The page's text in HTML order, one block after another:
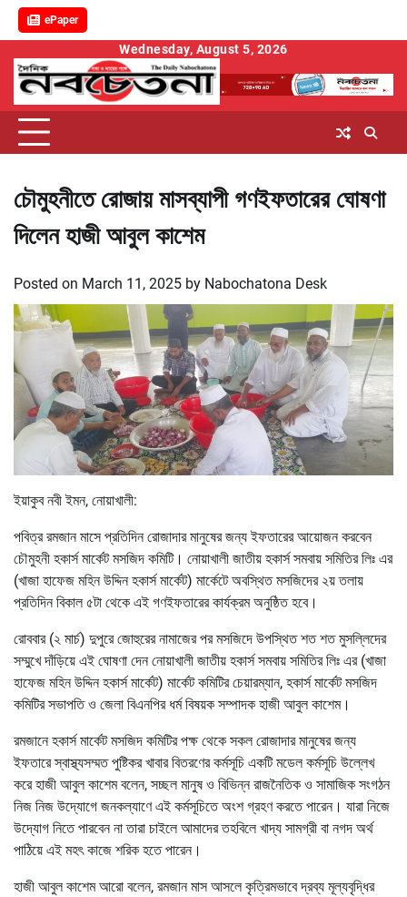
ePaper
content
Wednesday, August 5, 2026
চৌমুহনীতে রোজায় মাসব্যাপী গণইফতারের ঘোষণা
দিলেন হাজী আবুল কাশেম
Posted on March 11, 2025 by Nabochatona Desk
ইয়াকুব নবী ইমন, নোয়াখালী:
পবিত্র রমজান মাসে প্রতিদিন রোজাদার মানুষের জন্য ইফতারের আয়োজন করবেন
চৌমুহনী হকার্স মার্কেট মসজিদ কমিটি। নোয়াখালী জাতীয় হকার্স সমবায় সমিতির লিঃ এর
(খাজা হাফেজ মহিন উদ্দিন হকার্স মার্কেট) মার্কেটে অবস্থিত মসজিদের ২য় তলায়
প্রতিদিন বিকাল ৫টা থেকে এই গণইফতারের কার্যক্রম অনুষ্ঠিত হবে।
রোববার (২ মার্চ) দুপুরে জোহুরের নামাজের পর মসজিদে উপস্থিত শত শত মুসল্লিদের
সম্মুখে দাঁড়িয়ে এই ঘোষণা দেন নোয়াখালী জাতীয় হকার্স সমবায় সমিতির লিঃ এর (খাজা
হাফেজ মহিন উদ্দিন হকার্স মার্কেট) মার্কেট কমিটির চেয়ারম্যান, হকার্স মার্কেট মসজিদ
কমিটির সভাপতি ও জেলা বিএনপির ধর্ম বিষয়ক সম্পাদক হাজী আবুল কাশেম।
রমজানে হকার্স মার্কেট মসজিদ কমিটির পক্ষ থেকে সকল রোজাদার মানুষের জন্য
ইফতারে স্বাস্থ্যসম্মত পুষ্টিকর খাবার বিতরণের কর্মসূচি একটি মডেল কর্মসূচি উল্লেখ
করে হাজী আবুল কাশেম বলেন, সচ্ছল মানুষ ও বিভিন্ন রাজনৈতিক ও সামাজিক সংগঠন
নিজ নিজ উদ্যোগে জনকল্যাণে এই কর্মসূচিতে অংশ গ্রহণ করতে পারেন। যারা নিজে
উদ্যোগ নিতে পারবেন না তারা চাইলে আমাদের তহবিলে খাদ্য সামগ্রী বা নগদ অর্থ
পাঠিয়ে এই মহৎ কাজে শরিক হতে পারেন।
হাজী আবুল কাশেম আরো বলেন, রমজান মাস আসলে কৃত্রিমভাবে দ্রব্য মূল্যবৃদ্ধির